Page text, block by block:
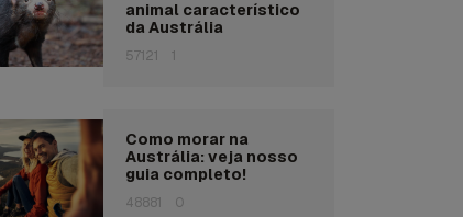
animal característico
da Austrália
57121 1
Como morar na
Austrália: veja nosso
guia completo!
48881 0